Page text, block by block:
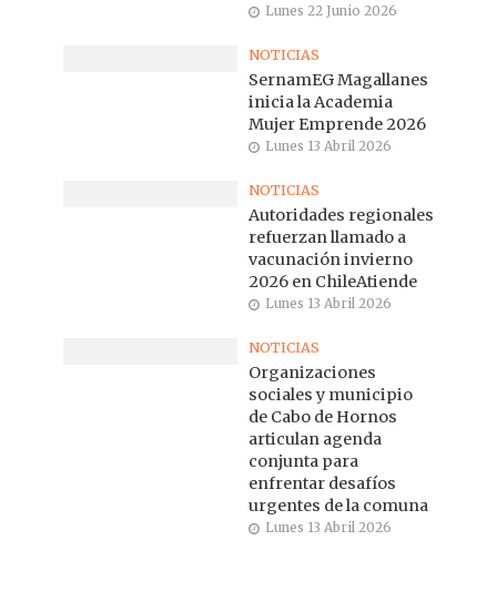
Lunes 22 Junio 2026
NOTICIAS
SernamEG Magallanes
inicia la Academia
Mujer Emprende 2026
Lunes 13 Abril 2026
NOTICIAS
Autoridades regionales
refuerzan llamado a
vacunación invierno
2026 en ChileAtiende
Lunes 13 Abril 2026
NOTICIAS
Organizaciones
sociales y municipio
de Cabo de Hornos
articulan agenda
conjunta para
enfrentar desafíos
urgentes de la comuna
Lunes 13 Abril 2026